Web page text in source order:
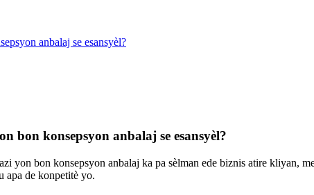
anbalaj se esansyèl?
bon konsepsyon anbalaj se esansyèl?
yon bon konsepsyon anbalaj ka pa sèlman ede biznis atire kliyan,
apa de konpetitè yo.